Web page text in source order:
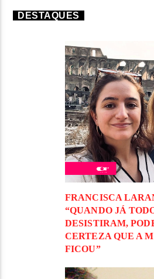
DESTAQUES
FRANCISCA
“QUANDO JÁ
DESISTIRAM,
CERTEZA QUE A
FICOU”